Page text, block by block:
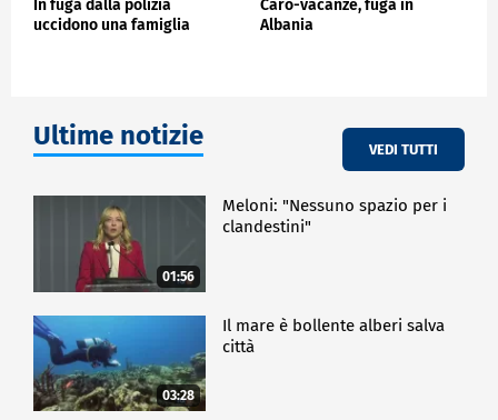
In fuga dalla polizia
uccidono una famiglia
Caro-vacanze, fuga in
Albania
Ultime notizie VEDI TUTTI
01:56
Meloni: "Nessuno spazio per i
clandestini"
03:28
Il mare è bollente alberi salva
città